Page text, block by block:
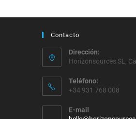
Contacto
Dirección:
Horizonsources SL,
Teléfono:
+34 931 768 008
E-mail